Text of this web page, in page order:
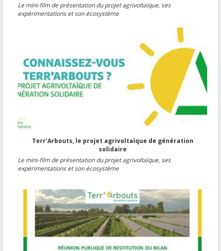
Le mini-film de présentation du projet agrivoltaïque, ses
expérimentations et son écosystème
Terr'Arbouts, le projet agrivoltaïque de génération
solidaire
Le mini-film de présentation du projet agrivoltaïque, ses
expérimentations et son écosystème